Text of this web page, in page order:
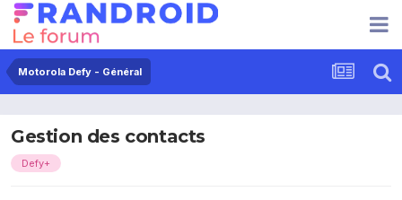
Motorola Defy - Général
Gestion des contacts
Defy+